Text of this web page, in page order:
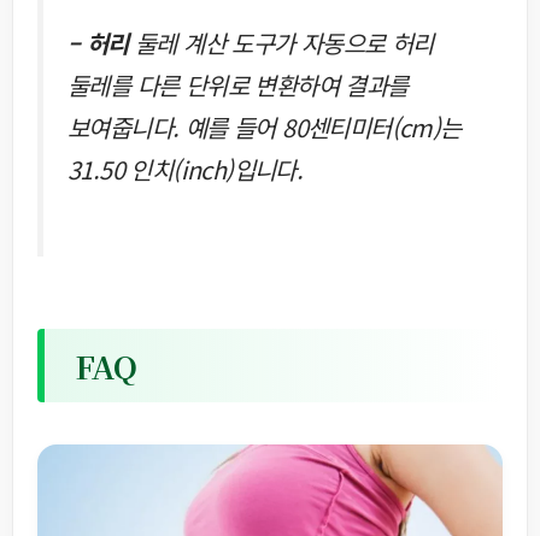
– 허리둘레 계산 도구가 자동으로 허리
둘레를 다른 단위로 변환하여 결과를
보여줍니다. 예를 들어 80센티미터(cm)는
31.50 인치(inch)입니다.
FAQ